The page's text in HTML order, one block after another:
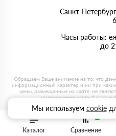
Каталог Сравнение
Санкт-
6
Часы работы:
до
Мы используем cookie